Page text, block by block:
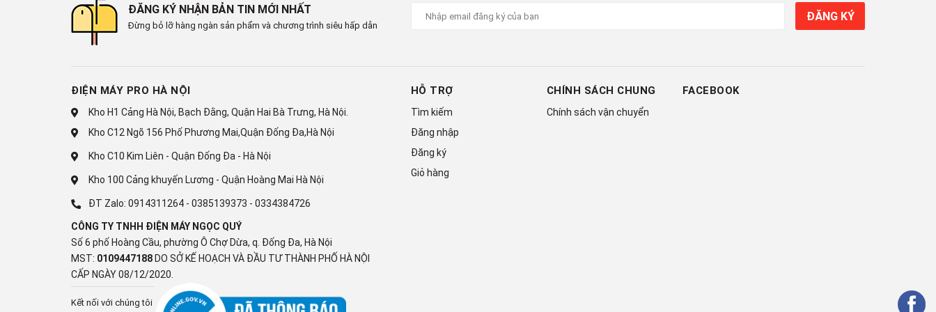
Công nghệDigital Invertercho khả năng vận hành êm ái, ổn
định
ĐĂNG KÝ NHẬN BẢN TIN MỚI NHẤT
Đừng bỏ lỡ hàng ngàn sản phẩm và chương trình siêu hấp dẫn
ĐĂNG KÝ
ĐIỆN MÁY PRO HÀ NỘI
Kho H1 Cảng Hà Nội, Bạch Đằng, Quận Hai Bà Trưng, Hà Nội.
Kho C12 Ngõ 156 Phố Phương Mai,Quận Đống Đa,Hà Nội
Kho C10 Kim Liên - Quận Đống Đa - Hà Nội
Kho 100 Cảng khuyến Lương - Quận Hoàng Mai Hà Nội
ĐT Zalo: 0914311264 - 0385139373 - 0334384726
CÔNG TY TNHH ĐIỆN MÁY NGỌC QUÝ
Số 6 phố Hoàng Cầu, phường Ô Chợ Dừa, q. Đống Đa, Hà Nội
MST: 0109447188DO SỞ KẾ HOẠCH VÀ ĐẦU TƯ THÀNH PHỐ HÀ NỘI
CẤP NGÀY 08/12/2020.
Kết nối với chúng tôi
HỖ TRỢ
Tìm kiếm
Đăng nhập
Đăng ký
Giỏ hàng
CHÍNH SÁCH CHUNG
Chính sách vận chuyển
FACEBOOK